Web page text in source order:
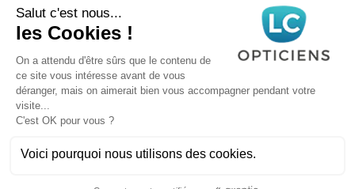
Mentions légales